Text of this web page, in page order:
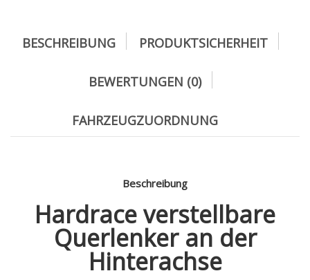
BESCHREIBUNG PRODUKTSICHERHEIT
BEWERTUNGEN (0)
FAHRZEUGZUORDNUNG
Beschreibung
Hardrace verstellbare
Querlenker an der
Hinterachse